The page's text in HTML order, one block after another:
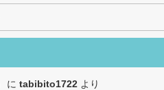
に tabibito1722 より